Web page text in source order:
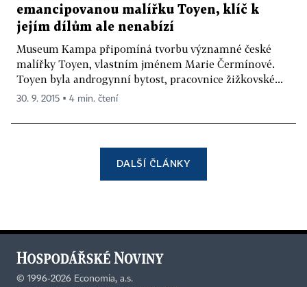
emancipovanou malířku Toyen, klíč k
jejím dílům ale nenabízí
Museum Kampa připomíná tvorbu významné české
malířky Toyen, vlastním jménem Marie Čermínové.
Toyen byla androgynní bytost, pracovnice žižkovské...
30. 9. 2015 ▪ 4 min. čtení
DALŠÍ ČLÁNKY
© 1996-2026 Economia, a.s.